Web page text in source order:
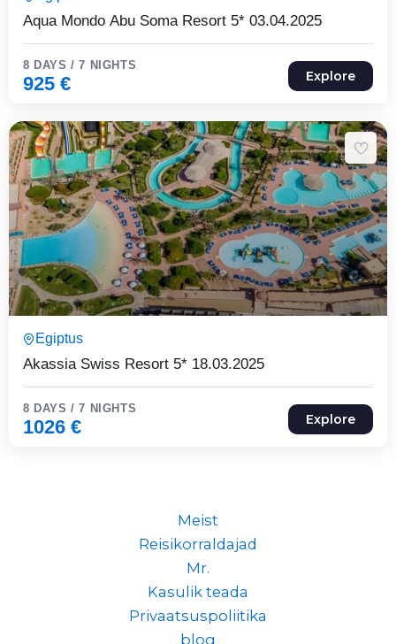
Aqua Mondo Abu Soma Resort 5* 03.04.2025
8 DAYS / 7 NIGHTS
925 € Explore
Egiptus
Akassia Swiss Resort 5* 18.03.2025
8 DAYS / 7 NIGHTS
1026 € Explore
Meist
Reisikorraldajad
Mr.
Kasulik teada
Privaatsuspoliitika
blog